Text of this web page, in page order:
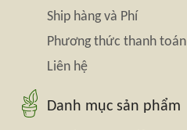
Ship hàng và Phí
Phương thức thanh toán
Liên hệ
Danh mục sản phẩm